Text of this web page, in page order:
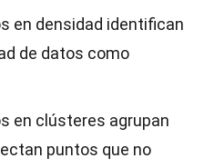
en densidad identifican
de datos como
en clústeres agrupan
puntos que no